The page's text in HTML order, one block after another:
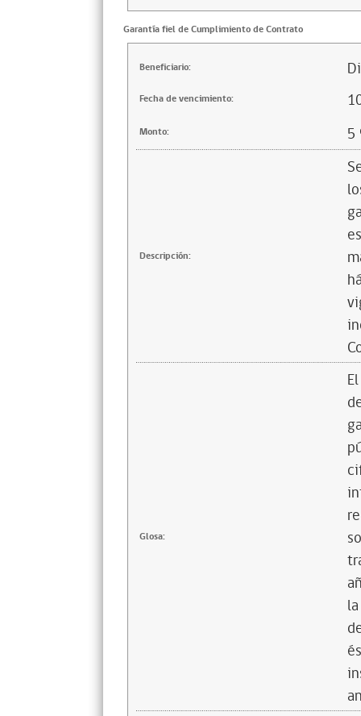
Garantía fiel de Cumplimiento de Contrato
Beneficiario:
Fecha de vencimiento:
Monto: 5
Descripción:
Glosa: